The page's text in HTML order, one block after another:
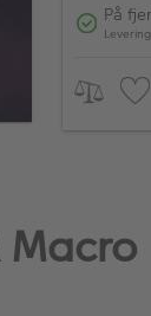
På
Macro